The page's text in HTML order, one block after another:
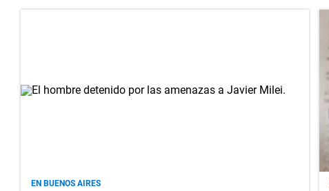
EN BUENOS AIRES